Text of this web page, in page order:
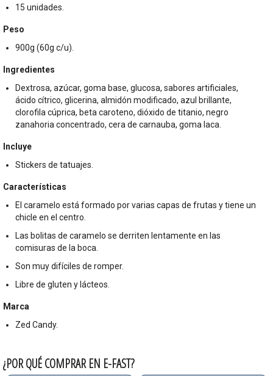
15 unidades.
Peso
900g (60g c/u).
Ingredientes
Dextrosa, azúcar, goma base, glucosa, sabores artificiales,
ácido cítrico, glicerina, almidón modificado, azul brillante,
clorofila cúprica, beta caroteno, dióxido de titanio, negro
zanahoria concentrado, cera de carnauba, goma laca.
Incluye
Stickers de tatuajes.
Características
El caramelo está formado por varias capas de frutas y tiene un
chicle en el centro.
Las bolitas de caramelo se derriten lentamente en las
comisuras de la boca.
Son muy difíciles de romper.
Libre de gluten y lácteos.
Marca
Zed Candy.
¿POR QUÉ COMPRAR EN E-FAST?